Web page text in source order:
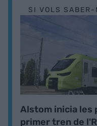
SI VOLS SABER-
Alstom inicia les
primer tren de